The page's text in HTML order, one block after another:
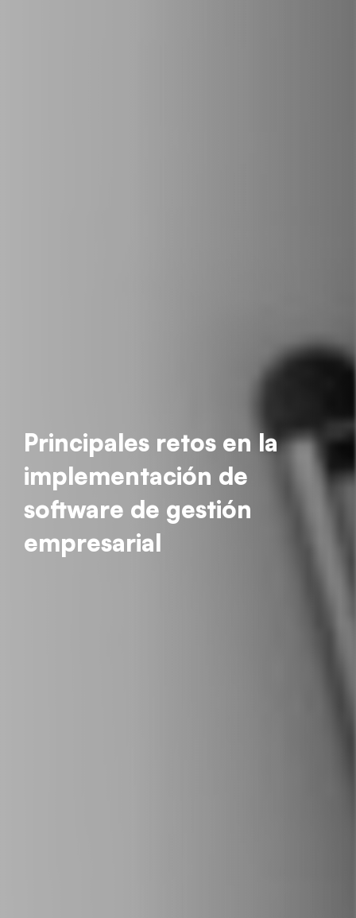
Principales retos en la
implementación de
software de gestión
empresarial